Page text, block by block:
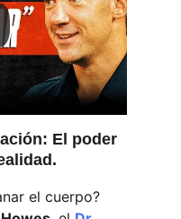
El poder
el cuerpo?